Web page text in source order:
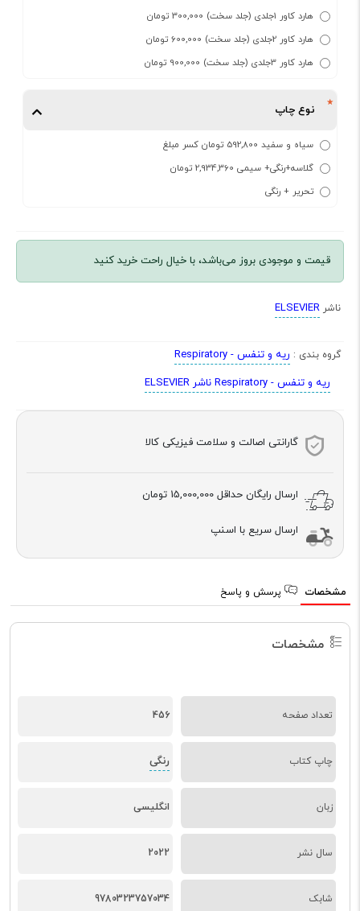
هارد کاور 1جلدی (جلد سخت) 300,000 تومان
هارد کاور 2جلدی (جلد سخت) 600,000 تومان
هارد کاور 3جلدی (جلد سخت) 900,000 تومان
نوع چاپ
سیاه و سفید 592,800 تومان کسر مبلغ
گلاسه+رنگی+ سیمی 2,934,360 تومان
تحریر + رنگی
قیمت و موجودی بروز می‌باشد، با خیال راحت خرید کنید
ناشر ELSEVIER
گروه بندی : ریه و تنفس - Respiratory
ریه و تنفس - Respiratory ناشر ELSEVIER
گارانتی اصالت و سلامت فیزیکی کالا
ارسال رایگان حداقل 15,000,000 تومان
ارسال سریع با اسنپ
مشخصات پرسش و پاسخ
مشخصات
تعداد صفحه 456
چاپ کتاب رنگی
زبان انگلیسی
سال نشر 2022
شابک 9780323757034